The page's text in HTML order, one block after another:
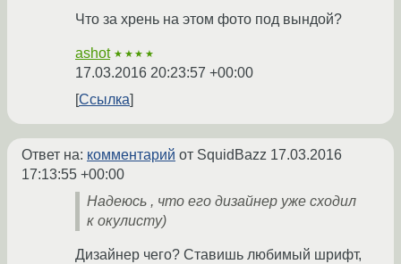
Что за хрень на этом фото под вындой?
ashot ★★★★
17.03.2016 20:23:57 +00:00
Ссылка
Ответ на: комментарий от SquidBazz 17.03.2016
17:13:55 +00:00
Надеюсь , что его дизайнер уже сходил
к окулисту)
Дизайнер чего? Ставишь любимый шрифт,